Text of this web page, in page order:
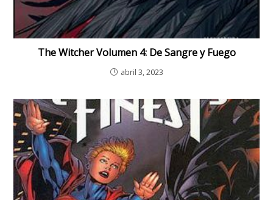
The Witcher Volumen 4: De Sangre y Fuego
abril 3, 2023